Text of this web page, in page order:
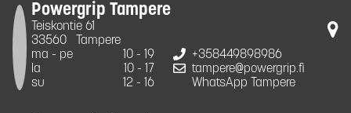
Powergrip Tampere
Teiskontie 61
33560
Tampere
ma - pe
10 - 19
la
10 - 17
su
12 - 16
+358449898986
tampere@powergrip.fi
WhatsApp Tampere